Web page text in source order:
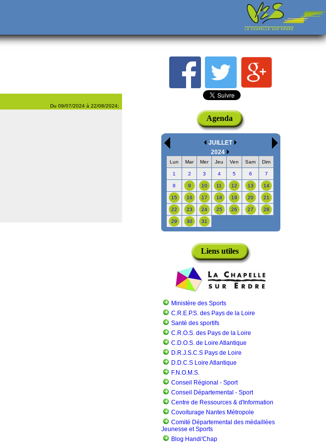
Du 09/07/2024 à 22/08/2024;
Agenda
JUILLET
2024
Lun Mar Mer Jeu Ven Sam Dim
1 2 3 4 5 6 7
8 9 10 11 12 13 14
15 16 17 18 19 20 21
22 23 24 25 26 27 28
29 30 31
Liens utiles
Ministère des Sports
C.R.E.P.S. des Pays de la Loire
Santé des sportifs
C.R.O.S. des Pays de la Loire
C.D.O.S. de Loire Atlantique
D.R.J.S.C.S Pays de Loire
D.D.C.S Loire Atlantique
F.N.O.M.S.
Conseil Régional - Sport
Conseil Départemental - Sport
Centre de Ressources & d'Information
Covoiturage Nantes Métropole
Comité Départemental des médaillées
Jeunesse et Sports
Blog Handi'Chap